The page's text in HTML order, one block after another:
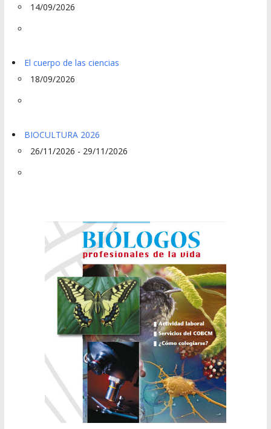
14/09/2026
El cuerpo de las ciencias
18/09/2026
BIOCULTURA 2026
26/11/2026 - 29/11/2026